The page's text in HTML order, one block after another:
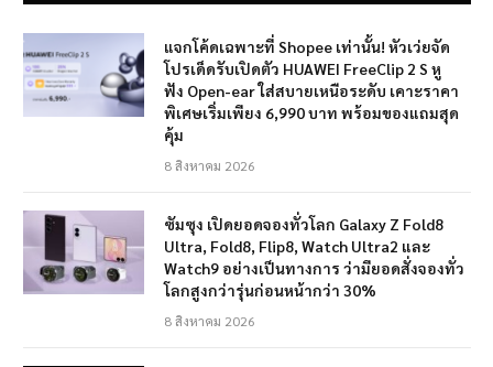
แจกโค้ดเฉพาะที่ Shopee เท่านั้น! หัวเว่ยจัด
โปรเด็ดรับเปิดตัว HUAWEI FreeClip 2 S หู
ฟัง Open-ear ใส่สบายเหนือระดับ เคาะราคา
พิเศษเริ่มเพียง 6,990 บาท พร้อมของแถมสุด
คุ้ม
8 สิงหาคม 2026
ซัมซุง เปิดยอดจองทั่วโลก Galaxy Z Fold8
Ultra, Fold8, Flip8, Watch Ultra2 และ
Watch9 อย่างเป็นทางการ ว่ามียอดสั่งจองทั่ว
โลกสูงกว่ารุ่นก่อนหน้ากว่า 30%
8 สิงหาคม 2026